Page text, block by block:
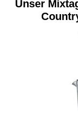
Unser